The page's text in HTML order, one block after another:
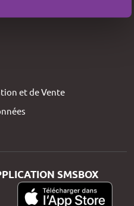
et de Vente
SMSBOX